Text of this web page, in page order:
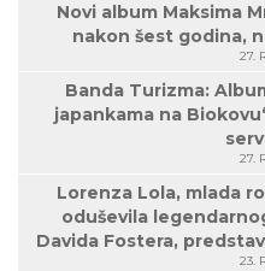
Novi album Maksima
nakon šest godina,
27.
Banda Turizma:
japankama na
27.
Lorenza Lola, mlada
oduševila
Davida Fostera,
23.